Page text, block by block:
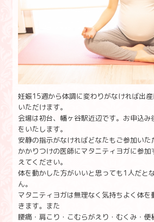
妊娠15週から体調に変わりがなければ出
いただけます。
会場は初台、幡ヶ谷駅近辺です。お申込み
をいたします。
安静の指示がなければどなたもご参加いた
かかりつけの医師にマタニティヨガに参加
えてください。
体を動かした方がいいと思っても1人だと
ん。
マタニティヨガは無理なく気持ちよく体を
きます。また
腰痛・肩こり・こむらがえり・むくみ・便